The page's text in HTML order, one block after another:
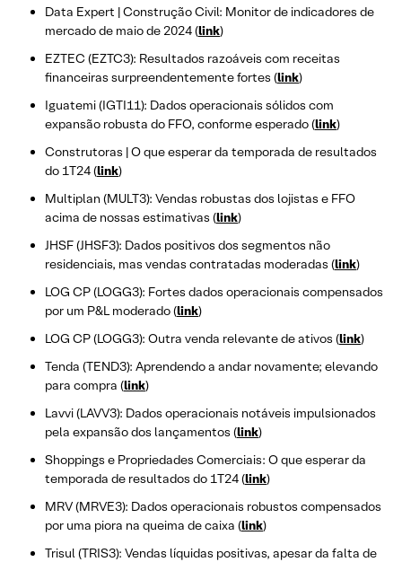
Data Expert | Construção Civil: Monitor de indicadores de
mercado de maio de 2024 (link)
EZTEC (EZTC3): Resultados razoáveis com receitas
financeiras surpreendentemente fortes (link)
Iguatemi (IGTI11): Dados operacionais sólidos com
expansão robusta do FFO, conforme esperado (link)
Construtoras | O que esperar da temporada de resultados
do 1T24 (link)
Multiplan (MULT3): Vendas robustas dos lojistas e FFO
acima de nossas estimativas (link)
JHSF (JHSF3): Dados positivos dos segmentos não
residenciais, mas vendas contratadas moderadas (link)
LOG CP (LOGG3): Fortes dados operacionais compensados
por um P&L moderado (link)
LOG CP (LOGG3): Outra venda relevante de ativos (link)
Tenda (TEND3): Aprendendo a andar novamente; elevando
para compra (link)
Lavvi (LAVV3): Dados operacionais notáveis impulsionados
pela expansão dos lançamentos (link)
Shoppings e Propriedades Comerciais: O que esperar da
temporada de resultados do 1T24 (link)
MRV (MRVE3): Dados operacionais robustos compensados
por uma piora na queima de caixa (link)
Trisul (TRIS3): Vendas líquidas positivas, apesar da falta de